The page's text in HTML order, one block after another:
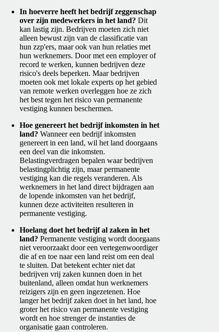
In hoeverre heeft het bedrijf zeggenschap
over zijn medewerkers in het land? Dit
kan lastig zijn. Bedrijven moeten zich niet
alleen bewust zijn van de classificatie van
hun zzp'ers, maar ook van hun relaties met
hun werknemers. Door met een employer of
record te werken, kunnen bedrijven deze
risico's deels beperken. Maar bedrijven
moeten ook met lokale experts op het gebied
van remote werken overleggen hoe ze zich
het best tegen het risico van permanente
vestiging kunnen beschermen.
Hoe genereert het bedrijf inkomsten in het
land? Wanneer een bedrijf inkomsten
genereert in een land, wil het land doorgaans
een deel van die inkomsten.
Belastingverdragen bepalen waar bedrijven
belastingplichtig zijn, maar permanente
vestiging kan die regels veranderen. Als
werknemers in het land direct bijdragen aan
de lopende inkomsten van het bedrijf,
kunnen deze activiteiten resulteren in
permanente vestiging.
Hoelang doet het bedrijf al zaken in het
land? Permanente vestiging wordt doorgaans
niet veroorzaakt door een vertegenwoordiger
die af en toe naar een land reist om een deal
te sluiten. Dat betekent echter niet dat
bedrijven vrij zaken kunnen doen in het
buitenland, alleen omdat hun werknemers
reizigers zijn en geen ingezetenen. Hoe
langer het bedrijf zaken doet in het land, hoe
groter het risico van permanente vestiging
wordt en hoe strenger de instanties de
organisatie gaan controleren.